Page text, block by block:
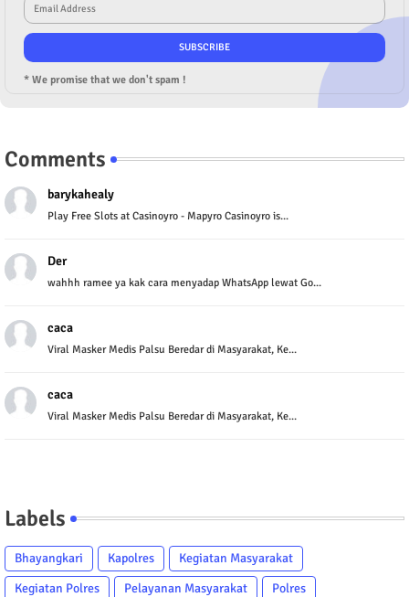
* We promise that we don't spam !
Comments
barykahealy
Play Free Slots at Casinoyro - Mapyro Casinoyro is...
Der
wahhh ramee ya kak cara menyadap WhatsApp lewat Go...
caca
Viral Masker Medis Palsu Beredar di Masyarakat, Ke...
caca
Viral Masker Medis Palsu Beredar di Masyarakat, Ke...
Labels
Bhayangkari Kapolres
Kegiatan Masyarakat
Kegiatan Polres
Pelayanan Masyarakat
Polres